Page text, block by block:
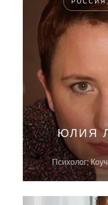
ЮЛИЯ
Психолог;